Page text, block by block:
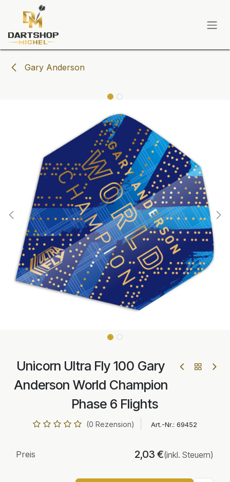
Zum Inhalt springen
Gary Anderson
Unicorn Ultra Fly 100 Gary
Anderson World Champion
Phase 6 Flights
(0 Rezension) Art.-Nr.: 69452
Preis 2,03 €(inkl. Steuern)